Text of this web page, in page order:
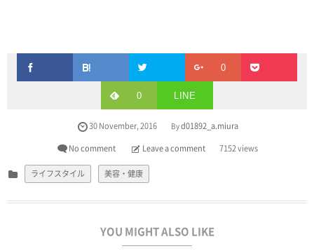
0
0 LINE
30November,2016 Byd01892_a.miura
No comment
Leave a comment 7152 views
ライフスタイル 美容・健康
YOU MIGHT ALSO LIKE